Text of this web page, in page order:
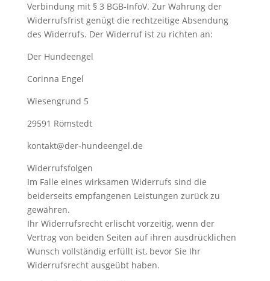
Verbindung mit § 3 BGB-InfoV. Zur Wahrung der
Widerrufsfrist genügt die rechtzeitige Absendung
des Widerrufs. Der Widerruf ist zu richten an:
Der Hundeengel
Corinna Engel
Wiesengrund 5
29591 Römstedt
kontakt@der-hundeengel.de
Widerrufsfolgen
Im Falle eines wirksamen Widerrufs sind die
beiderseits empfangenen Leistungen zurück zu
gewähren.
Ihr Widerrufsrecht erlischt vorzeitig, wenn der
Vertrag von beiden Seiten auf ihren ausdrücklichen
Wunsch vollständig erfüllt ist, bevor Sie Ihr
Widerrufsrecht ausgeübt haben.